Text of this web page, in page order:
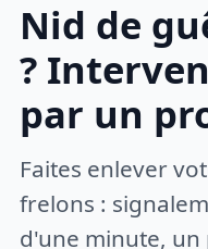
Nid de
?
par un
Faites enlever
frelons :
d'une minute,